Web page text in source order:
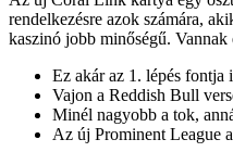
rendelkezésre azok számára,
kaszinó jobb minőségű.
Ez akár az 1. lépés fontja
Vajon a Reddish Bull
Minél nagyobb a tok,
Az új Prominent League